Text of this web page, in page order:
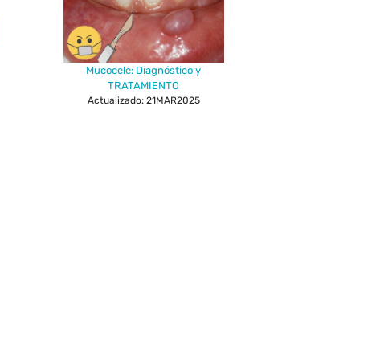
Mucocele: Diagnóstico y
TRATAMIENTO
Actualizado: 21MAR2025